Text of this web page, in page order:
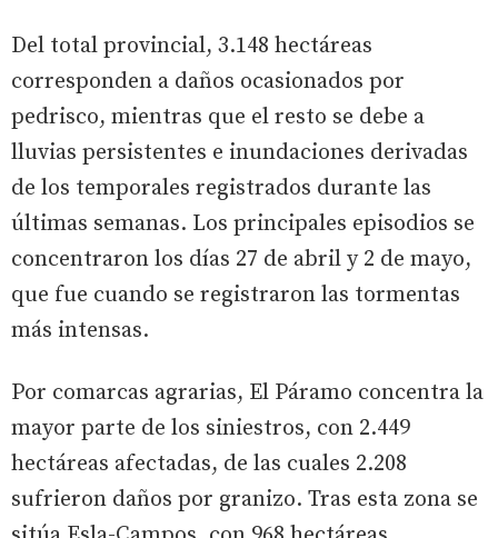
Del total provincial, 3.148 hectáreas
corresponden a daños ocasionados por
pedrisco, mientras que el resto se debe a
lluvias persistentes e inundaciones derivadas
de los temporales registrados durante las
últimas semanas. Los principales episodios se
concentraron los días 27 de abril y 2 de mayo,
que fue cuando se registraron las tormentas
más intensas.
Por comarcas agrarias, El Páramo concentra la
mayor parte de los siniestros, con 2.449
hectáreas afectadas, de las cuales 2.208
sufrieron daños por granizo. Tras esta zona se